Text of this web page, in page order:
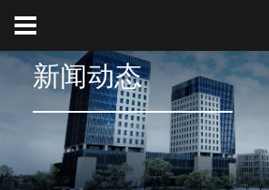
新闻动态